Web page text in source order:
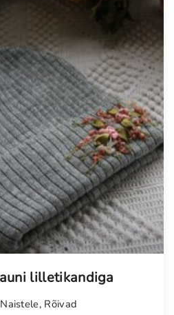
lilletikandiga
Naistele, Rõivad